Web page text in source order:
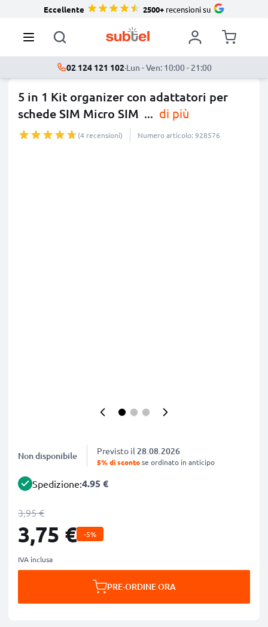
Eccellente 2500+recensioni su
02 124 121 102·Lun - Ven: 10:00 - 21:00
5 in 1 Kit organizer con adattatori per
schede SIM Micro SIM ... di più
(4 recensioni) Numero articolo: 928576
Non disponibile Previsto il 28.08.2026
5% di scontose ordinato in anticipo
Spedizione:4.95 €
3,95 €
3,75 € -5%
IVA inclusa
PRE-ORDINE ORA